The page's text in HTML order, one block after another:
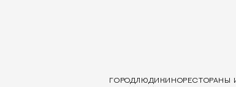
ГОРОДЛЮДИ КИНОРЕСТОРАНЫ